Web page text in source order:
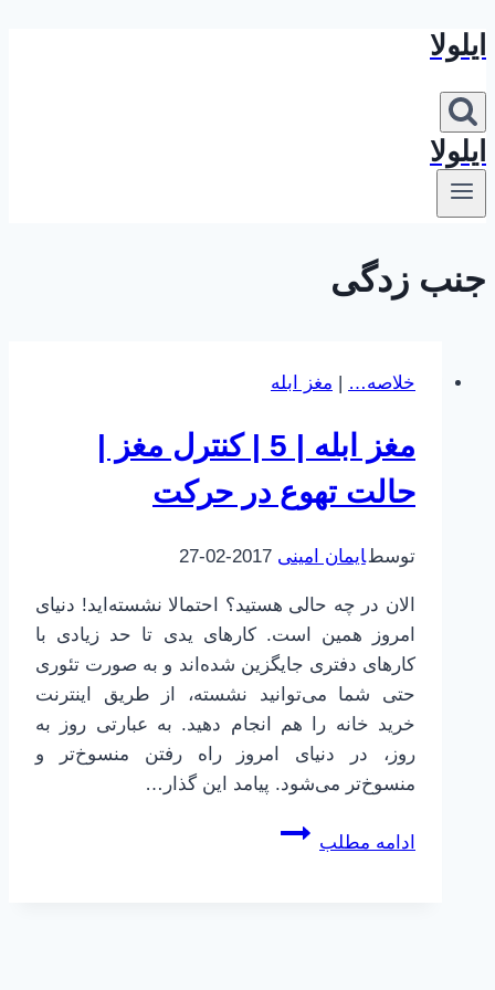
بازگشت
محتوا
ایلولا
ایلولا
جنب زدگی
خلاصه… | مغز ابله
مغز ابله | 5 | کنترل مغز |
حالت تهوع در حرکت
توسطایمان امینی 2017-02-27
الان در چه حالی هستید؟ احتمالا نشسته‌اید! دنیای
امروز همین است. کارهای یدی تا حد زیادی با
کارهای دفتری جایگزین شده‌اند و به صورت تئوری
حتی شما می‌توانید نشسته، از طریق اینترنت
خرید خانه را هم انجام دهید. به عبارتی روز به
روز، در دنیای امروز راه رفتن منسوخ‌تر و
منسوخ‌تر می‌شود. پیامد این گذار…
ادامه مطلب
مغز